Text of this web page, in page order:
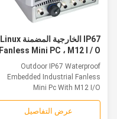
IP67 الخارجية المضمنة Linux
Fanless Mini PC ، M12 I / O
موصلات الكمبيوتر Gpu
الصناعية
Outdoor IP67 Waterproof
Embedded Industrial Fanless
Mini Pc With M12 I/O
Connectors Feature...
عرض التفاصيل